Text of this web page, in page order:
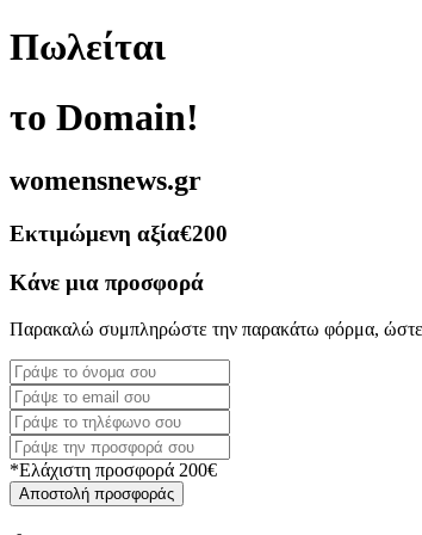
Πωλείται
το Domain!
womensnews.gr
Εκτιμώμενη αξία€200
Κάνε μια προσφορά
Παρακαλώ συμπληρώστε την παρακάτω φόρμα, ώστε
*Ελάχιστη προσφορά 200€
Αποστολή προσφοράς